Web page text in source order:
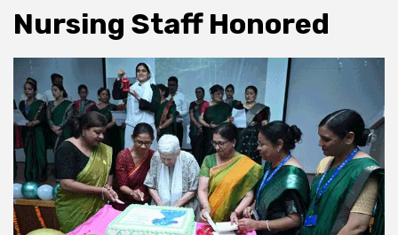
Nursing Staff Honored